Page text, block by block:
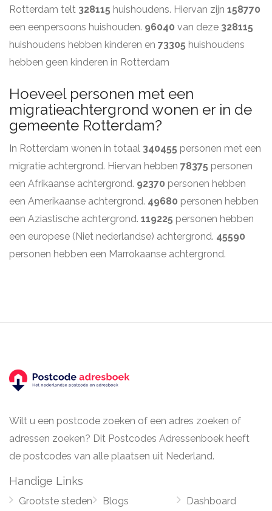
Rotterdam telt 328115 huishoudens. Hiervan zijn 158770
een eenpersoons huishouden. 96040 van deze 328115
huishoudens hebben kinderen en 73305 huishoudens
hebben geen kinderen in Rotterdam
Hoeveel personen met een
migratieachtergrond wonen er in de
gemeente Rotterdam?
In Rotterdam wonen in totaal 340455 personen met een
migratie achtergrond. Hiervan hebben 78375 personen
een Afrikaanse achtergrond. 92370 personen hebben
een Amerikaanse achtergrond. 49680 personen hebben
een Aziastische achtergrond. 119225 personen hebben
een europese (Niet nederlandse) achtergrond. 45590
personen hebben een Marrokaanse achtergrond.
Wilt u een postcode zoeken of een adres zoeken of
adressen zoeken? Dit Postcodes Adressenboek heeft
de postcodes van alle plaatsen uit Nederland.
Handige Links
Grootste steden Blogs Dashboard